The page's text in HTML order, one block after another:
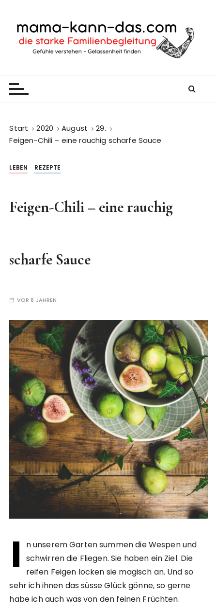
Start 2020 August
29.
Feigen-Chili – eine rauchig scharfe Sauce
LEBEN REZEPTE
Feigen-Chili – eine rauchig
scharfe Sauce
VOR 6 JAHREN
I
n unserem Garten summen die Wespen und
schwirren die Fliegen. Sie haben ein Ziel. Die
reifen Feigen locken sie magisch an. Und so
sehr ich ihnen das süsse Glück gönne, so gerne
habe ich auch was von den feinen Früchten.